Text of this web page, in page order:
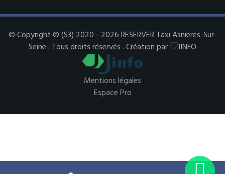
© Copyright © (S3) 2020 - 2026 RESERVER Taxi Asnieres-Sur-
Seine . Tous droits réservés . Création par
JINFO
Mentions légales
Espace Pro